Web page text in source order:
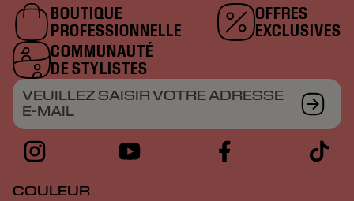
BOUTIQUE
PROFESSIONNELLE
OFFRES
EXCLUSIVES
COMMUNAUTÉ
DE STYLISTES
VEUILLEZ SAISIR VOTRE ADRESSE
E-MAIL
COULEUR